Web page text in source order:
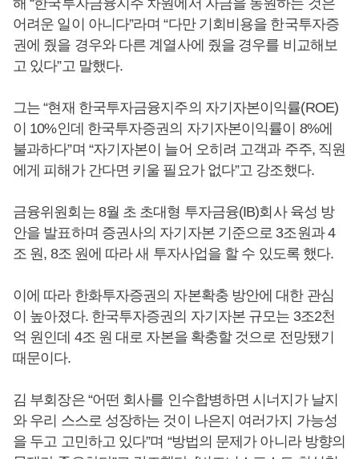
해 “한국투자금융지주 차원에서 자금을 동원하는 것은
어려운 일이 아니다”라며 “다만 기회비용을 한국투자증
권에 줬을 경우와 다른 계열사에 줬을 경우를 비교해보
고 있다”고 말했다.
그는 “현재 한국투자금융지주의 자기자본이익률(ROE)
이 10%인데 한국투자증권의 자기자본이익률이 8%에
불과하다”며 “자기자본이 늘어 오히려 고객과 주주, 직원
에게 피해가 간다면 키울 필요가 없다”고 강조했다.
금융위원회는 8월 초 초대형 투자금융(IB)회사 육성 방
안을 발표하며 증권사의 자기자본 기준으로 3조원과 4
조 원, 8조 원에 따라 새 투자사업을 할 수 있도록 했다.
이에 따라 한화투자증권의 자본확충 방안에 대한 관심
이 높아졌다. 한국투자증권의 자기자본 규모는 3조2천
억 원인데 4조 원 대로 자본을 확충할 것으로 전망됐기
때문이다.
김 부회장은 “어떤 회사를 인수합병하면 시너지가 날지
와 우리 스스로 성장하는 것이 나은지 여러가지 가능성
을 두고 고민하고 있다”며 “방법의 문제가 아니라 방향의